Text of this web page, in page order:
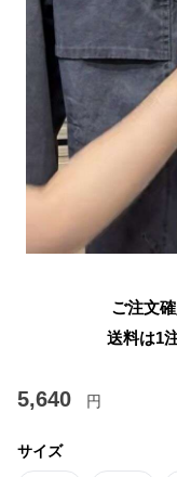
ご注文
送料は1
5,640 円
サイズ